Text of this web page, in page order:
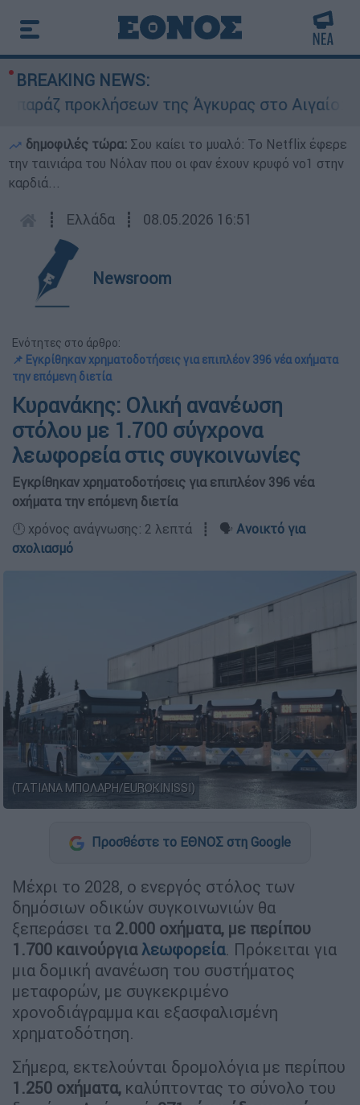
BREAKING NEWS:
προκλήσεων της Άγκυρας στο Αιγαίο:
δημοφιλές τώρα: Σου καίει το μυαλό: Το Netflix έφερε
την ταινιάρα του Νόλαν που οι φαν έχουν κρυφό νο1 στην
καρδιά...
┋ Ελλάδα ┋ 08.05.2026 16:51
Newsroom
Ενότητες στο άρθρο:
📌 Εγκρίθηκαν χρηματοδοτήσεις για επιπλέον 396 νέα οχήματα
την επόμενη διετία
Κυρανάκης: Ολική ανανέωση
στόλου με 1.700 σύγχρονα
λεωφορεία στις συγκοινωνίες
Εγκρίθηκαν χρηματοδοτήσεις για επιπλέον 396 νέα
οχήματα την επόμενη διετία
🕛 χρόνος ανάγνωσης: 2 λεπτά ┋ 🗣️ Ανοικτό για
σχολιασμό
(ΤΑΤΙΑΝΑ ΜΠΟΛΑΡΗ/EUROKINISSI)
Προσθέστε το ΕΘΝΟΣ στη Google
Μέχρι το 2028, ο ενεργός στόλος των
δημόσιων οδικών συγκοινωνιών θα
ξεπεράσει τα 2.000 οχήματα, με περίπου
1.700 καινούργια λεωφορεία. Πρόκειται για
μια δομική ανανέωση του συστήματος
μεταφορών, με συγκεκριμένο
χρονοδιάγραμμα και εξασφαλισμένη
χρηματοδότηση.
Σήμερα, εκτελούνται δρομολόγια με περίπου
1.250 οχήματα, καλύπτοντας το σύνολο του